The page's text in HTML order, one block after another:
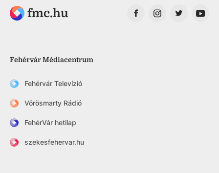
fmc.hu
Fehérvár Médiacentrum
Fehérvár Televízió
Vörösmarty Rádió
FehérVár hetilap
szekesfehervar.hu